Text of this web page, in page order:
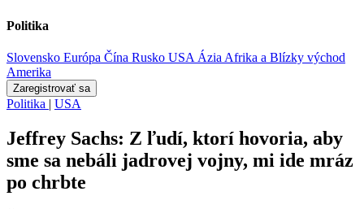
Politika
Slovensko Európa Čína Rusko USA ÁziaAfrika a Blízky východ
Amerika
Zaregistrovať sa
Politika | USA
Jeffrey Sachs: Z ľudí, ktorí hovoria, aby
sme sa nebáli jadrovej vojny, mi ide mráz
po chrbte